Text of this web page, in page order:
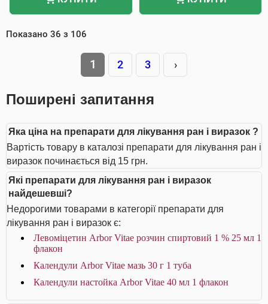
Показано 36 з 106
1 2 3 ›
Поширені запитання
Яка ціна на препарати для лікування ран і виразок ?
Вартість товару в каталозі препарати для лікування ран і
виразок починається від 15 грн.
Які препарати для лікування ран і виразок
найдешевші?
Недорогими товарами в категорії препарати для
лікування ран і виразок є:
Левоміцетин Arbor Vitae розчин спиртовий 1 % 25 мл 1
флакон
Календули Arbor Vitae мазь 30 г 1 туба
Календули настойка Arbor Vitae 40 мл 1 флакон